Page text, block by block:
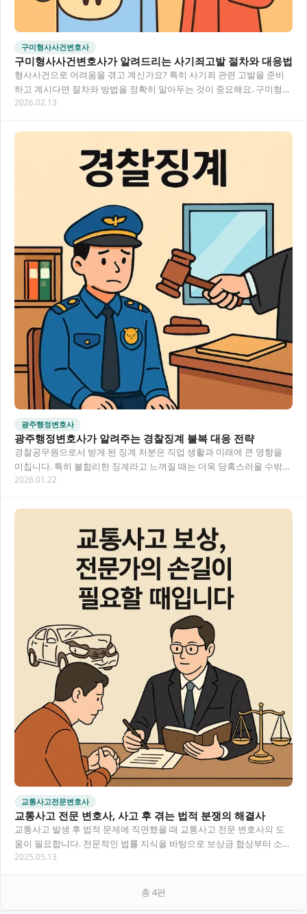
구미형사사건변호사
구미형사사건변호사가 알려드리는 사기죄고발 절차와 대응법
형사사건으로 어려움을 겪고 계신가요? 특히 사기죄 관련 고발을 준비
하고 계시다면 절차와 방법을 정확히 알아두는 것이 중요해요. 구미형사
사건변호사의 전문적인 조력을 받아 사기죄고발을…
2026.02.13
광주행정변호사
광주행정변호사가 알려주는 경찰징계 불복 대응 전략
경찰공무원으로서 받게 된 징계 처분은 직업 생활과 미래에 큰 영향을
미칩니다. 특히 불합리한 징계라고 느껴질 때는 더욱 당혹스러울 수밖에
없어요. 광주행정변호사의 도움을 통해 경찰…
2026.01.22
교통사고전문변호사
교통사고 전문 변호사, 사고 후 겪는 법적 분쟁의 해결사
교통사고 발생 후 법적 문제에 직면했을 때 교통사고 전문 변호사의 도
움이 필요합니다. 전문적인 법률 지식을 바탕으로 보상금 협상부터 소송
대응까지, 피해자의 권리를 보호하고 최적의…
2025.05.13
총 4편